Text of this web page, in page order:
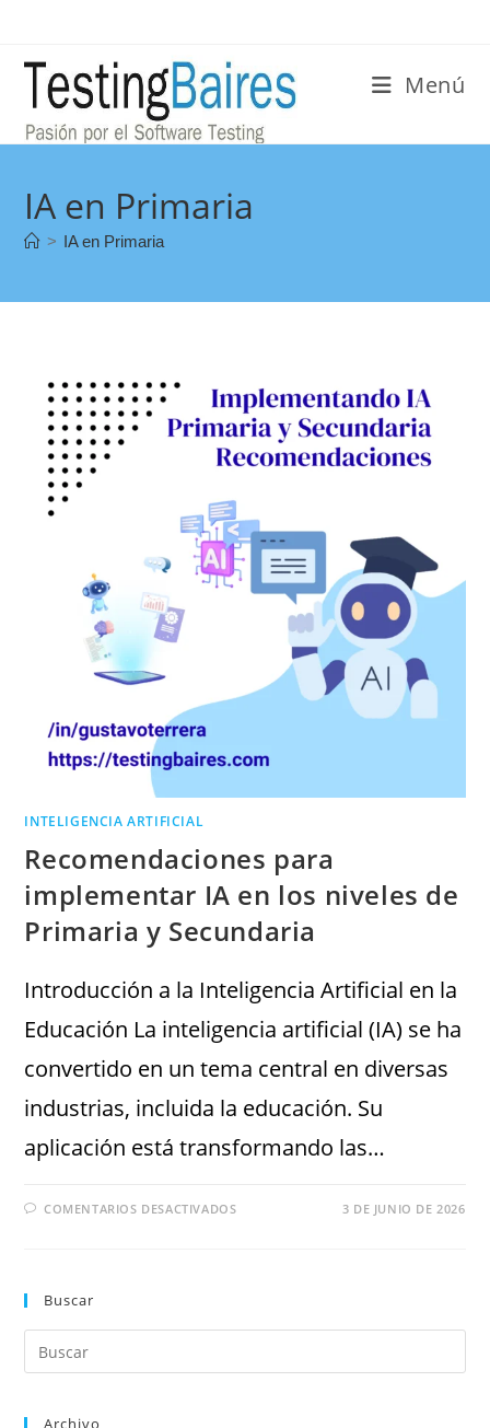
Menú
IA en Primaria
> IA en Primaria
INTELIGENCIA ARTIFICIAL
Recomendaciones para
implementar IA en los niveles de
Primaria y Secundaria
Introducción a la Inteligencia Artificial en la
Educación La inteligencia artificial (IA) se ha
convertido en un tema central en diversas
industrias, incluida la educación. Su
aplicación está transformando las…
COMENTARIOS DESACTIVADOS 3 DE JUNIO DE 2026
Buscar
Archivo